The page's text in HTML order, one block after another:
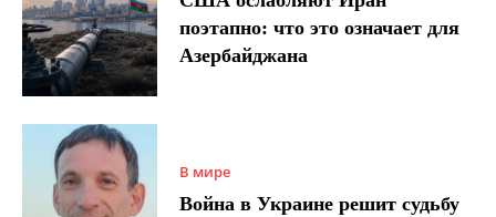
поэтапно: что это означает для
Азербайджана
В мире
Война в Украине решит судьбу